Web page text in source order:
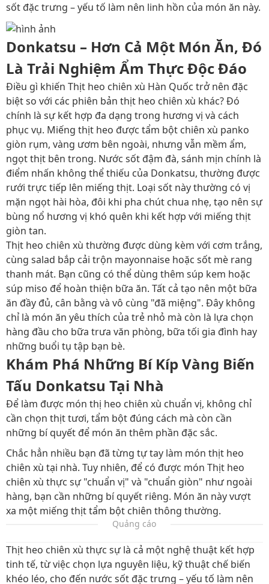
sốt đặc trưng – yếu tố làm nên linh hồn của món ăn này.
Donkatsu – Hơn Cả Một Món Ăn, Đó
Là Trải Nghiệm Ẩm Thực Độc Đáo
Điều gì khiến Thịt heo chiên xù Hàn Quốc trở nên đặc
biệt so với các phiên bản thịt heo chiên xù khác? Đó
chính là sự kết hợp đa dạng trong hương vị và cách
phục vụ. Miếng thịt heo được tẩm bột chiên xù panko
giòn rụm, vàng ươm bên ngoài, nhưng vẫn mềm ẩm,
ngọt thịt bên trong. Nước sốt đậm đà, sánh mịn chính là
điểm nhấn không thể thiếu của Donkatsu, thường được
rưới trực tiếp lên miếng thịt. Loại sốt này thường có vị
mặn ngọt hài hòa, đôi khi pha chút chua nhẹ, tạo nên sự
bùng nổ hương vị khó quên khi kết hợp với miếng thịt
giòn tan.
Thịt heo chiên xù thường được dùng kèm với cơm trắng,
cùng salad bắp cải trộn mayonnaise hoặc sốt mè rang
thanh mát. Bạn cũng có thể dùng thêm súp kem hoặc
súp miso để hoàn thiện bữa ăn. Tất cả tạo nên một bữa
ăn đầy đủ, cân bằng và vô cùng "đã miệng". Đây không
chỉ là món ăn yêu thích của trẻ nhỏ mà còn là lựa chọn
hàng đầu cho bữa trưa văn phòng, bữa tối gia đình hay
những buổi tụ tập bạn bè.
Khám Phá Những Bí Kíp Vàng Biến
Tấu Donkatsu Tại Nhà
Để làm được món thị heo chiên xù chuẩn vị, không chỉ
cần chọn thịt tươi, tẩm bột đúng cách mà còn cần
những bí quyết để món ăn thêm phần đặc sắc.
Chắc hẳn nhiều bạn đã từng tự tay làm món thịt heo
chiên xù tại nhà. Tuy nhiên, để có được món Thịt heo
chiên xù thực sự "chuẩn vị" và "chuẩn giòn" như ngoài
hàng, bạn cần những bí quyết riêng. Món ăn này vượt
xa một miếng thịt tẩm bột chiên thông thường.
Quảng cáo
Thịt heo chiên xù thực sự là cả một nghệ thuật kết hợp
tinh tế, từ việc chọn lựa nguyên liệu, kỹ thuật chế biến
khéo léo, cho đến nước sốt đặc trưng – yếu tố làm nên